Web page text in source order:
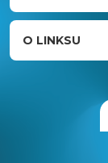
O LINKSU